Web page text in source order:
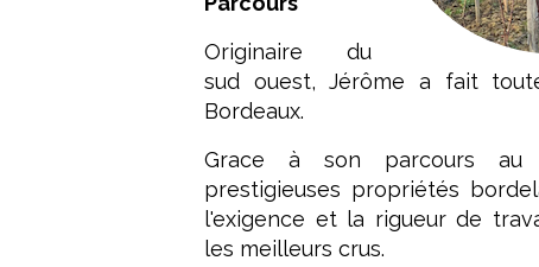
Originaire du
sud ouest, Jérôme a fait
Bordeaux.
Grace à son parcours
prestigieuses propriétés
l'exigence et la rigueur de
les meilleurs crus.